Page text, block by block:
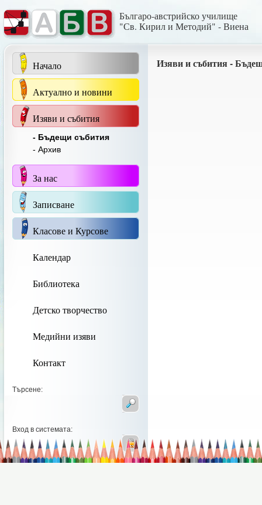
Българо-австрийско училище
"Св. Кирил и Методий" - Виена
Начало
Актуално и новини
Изяви и събития
- Бъдещи събития
- Архив
За нас
Записване
Класове и Курсове
Календар
Библиотека
Детско творчество
Медийни изяви
Контакт
Търсене:
Вход в системата:
Изяви и събития -